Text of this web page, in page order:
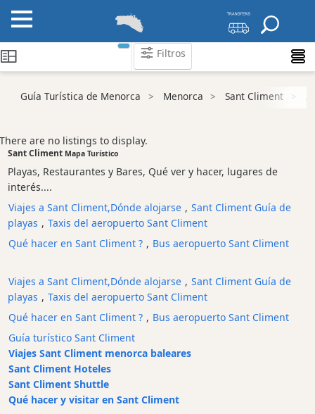
Atraccion
Lugares
de
interés
y
lugares
de
interés
Monumento
Parque
Natural
Edificios
históricos
Puerto
y
puerto
deportivo
Guía Turística de Menorca Menorca Sant Climent
There are no listings to display.
Sant Climent Mapa Turístico
Playas, Restaurantes y Bares, Qué ver y hacer, lugares de
interés....
Viajes a Sant Climent,Dónde alojarse , Sant Climent Guía de
playas , Taxis del aeropuerto Sant Climent
Qué hacer en Sant Climent ? , Bus aeropuerto Sant Climent
Viajes a Sant Climent,Dónde alojarse , Sant Climent Guía de
playas , Taxis del aeropuerto Sant Climent
Qué hacer en Sant Climent ? , Bus aeropuerto Sant Climent
Guía turístico Sant Climent
Viajes Sant Climent menorca baleares
Sant Climent Hoteles
Sant Climent Shuttle
Qué hacer y visitar en Sant Climent
Filtros